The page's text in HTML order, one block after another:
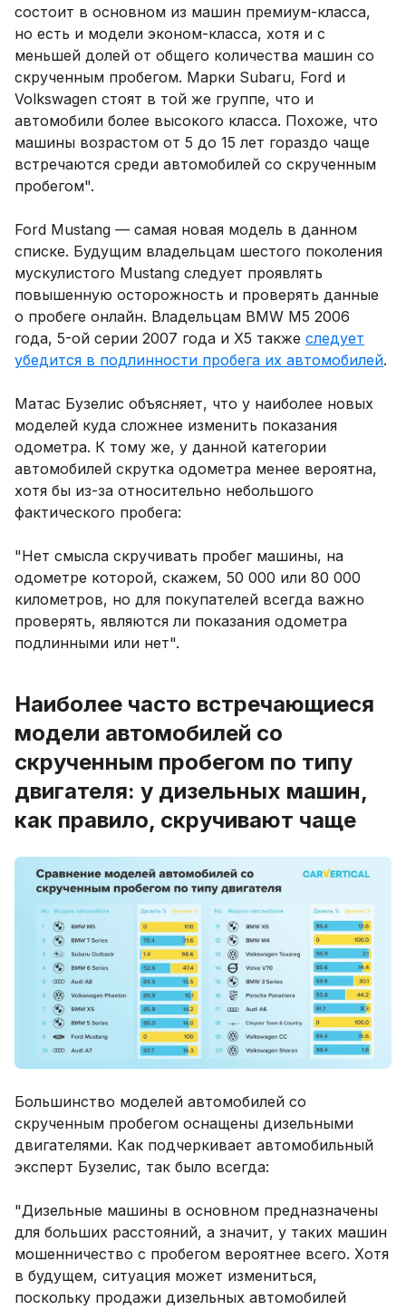
состоит в основном из машин премиум-класса,
но есть и модели эконом-класса, хотя и с
меньшей долей от общего количества машин со
скрученным пробегом. Марки Subaru, Ford и
Volkswagen стоят в той же группе, что и
автомобили более высокого класса. Похоже, что
машины возрастом от 5 до 15 лет гораздо чаще
встречаются среди автомобилей со скрученным
пробегом".
Ford Mustang — самая новая модель в данном
списке. Будущим владельцам шестого поколения
мускулистого Mustang следует проявлять
повышенную осторожность и проверять данные
о пробеге онлайн. Владельцам BMW M5 2006
года, 5-ой серии 2007 года и X5 также следует
убедится в подлинности пробега их автомобилей.
Матас Бузелис объясняет, что у наиболее новых
моделей куда сложнее изменить показания
одометра. К тому же, у данной категории
автомобилей скрутка одометра менее вероятна,
хотя бы из-за относительно небольшого
фактического пробега:
"Нет смысла скручивать пробег машины, на
одометре которой, скажем, 50 000 или 80 000
километров, но для покупателей всегда важно
проверять, являются ли показания одометра
подлинными или нет".
Наиболее часто встречающиеся
модели автомобилей со
скрученным пробегом по типу
двигателя: у дизельных машин,
как правило, скручивают чаще
Большинство моделей автомобилей со
скрученным пробегом оснащены дизельными
двигателями. Как подчеркивает автомобильный
эксперт Бузелис, так было всегда:
"Дизельные машины в основном предназначены
для больших расстояний, а значит, у таких машин
мошенничество с пробегом вероятнее всего. Хотя
в будущем, ситуация может измениться,
поскольку продажи дизельных автомобилей